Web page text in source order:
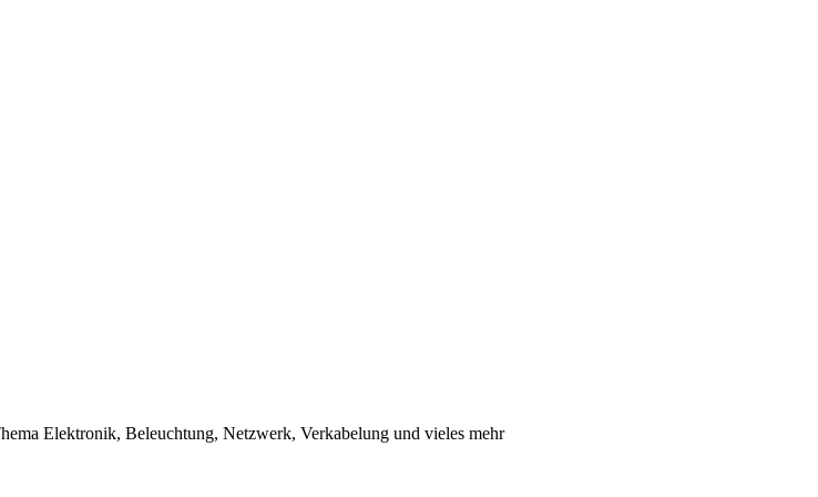
Elektronik, Beleuchtung, Netzwerk, Verkabelung und vieles mehr